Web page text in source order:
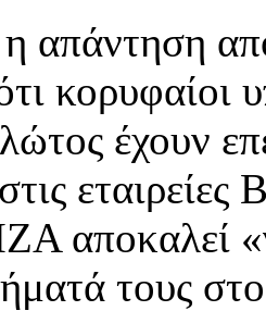
απάντηση
έχουν
αποκαλεί
τους